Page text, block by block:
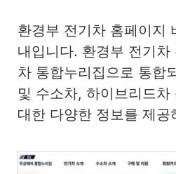
환경부 전기차 홈페이지
내입니다. 환경부 전기차
차 통합누리집으로 통합
및 수소차, 하이브리드차
대한 다양한 정보를 제공